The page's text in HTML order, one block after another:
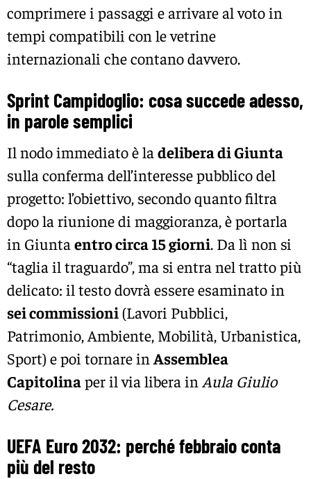
comprimere i passaggi e arrivare al voto in
tempi compatibili con le vetrine
internazionali che contano davvero.
Sprint Campidoglio: cosa succede adesso,
in parole semplici
Il nodo immediato è la delibera di Giunta
sulla conferma dell’interesse pubblico del
progetto: l’obiettivo, secondo quanto filtra
dopo la riunione di maggioranza, è portarla
in Giunta entro circa 15 giorni. Da lì non si
“taglia il traguardo”, ma si entra nel tratto più
delicato: il testo dovrà essere esaminato in
sei commissioni(Lavori Pubblici,
Patrimonio, Ambiente, Mobilità, Urbanistica,
Sport) e poi tornare in Assemblea
Capitolinaper il via libera in Aula Giulio
Cesare.
UEFA Euro 2032: perché febbraio conta
più del resto